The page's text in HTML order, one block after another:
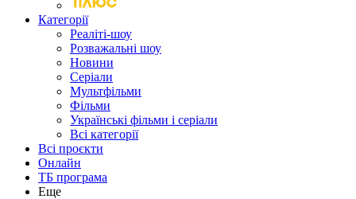
Категорії
Реаліті-шоу
Розважальні шоу
Новини
Серіали
Мультфільми
Фільми
Українські фільми і серіали
Всі категорії
Всі проєкти
Онлайн
ТБ програма
Еще